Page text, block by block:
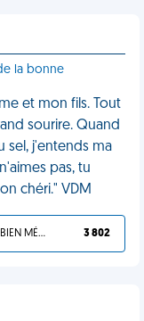
la bonne
et mon fils. Tout
sourire. Quand
sel, j'entends ma
pas, tu
chéri." VDM
TU L'AS BIEN MÉRITÉ 3 802